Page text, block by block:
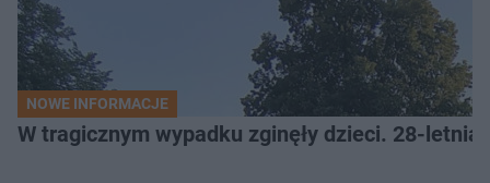
NOWE INFORMACJE
W tragicznym wypadku zginęły dzieci. 28-